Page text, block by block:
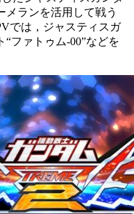
メランを活用して戦う
では，ジャスティスガ
ファトゥム-00”などを